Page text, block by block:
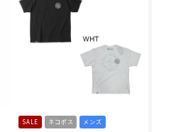
SALE ネコポス メンズ